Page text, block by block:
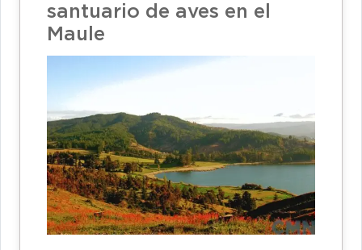
santuario de aves en el
Maule